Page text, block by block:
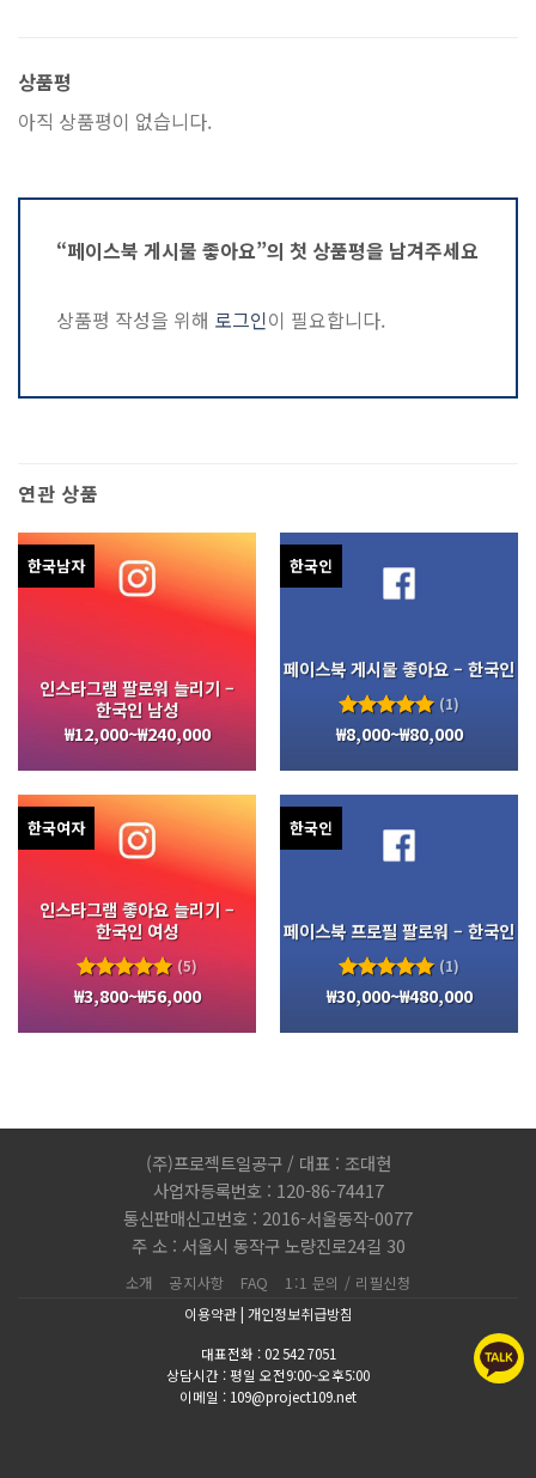
상품평
아직 상품평이 없습니다.
“페이스북 게시물 좋아요”의 첫 상품평을 남겨주세요
상품평 작성을 위해 로그인이 필요합니다.
연관 상품
한국남자
인스타그램 팔로워 늘리기 –
한국인 남성
₩12,000~₩240,000
한국인
페이스북 게시물 좋아요 – 한국인
5 중에서
5.00
평가됨
(1)
₩8,000~₩80,000
한국여자
인스타그램 좋아요 늘리기 –
한국인 여성
5 중에서
5.00
평가됨
(5)
₩3,800~₩56,000
한국인
페이스북 프로필 팔로워 – 한국인
5 중에서
5.00
평가됨
(1)
₩30,000~₩480,000
(주)프로젝트일공구 / 대표 : 조대현
사업자등록번호 : 120-86-74417
통신판매신고번호 : 2016-서울동작-0077
주 소 : 서울시 동작구 노량진로24길 30
소개 공지사항 FAQ 1:1 문의 / 리필신청
이용약관| 개인정보취급방침
대표전화 : 02 542 7051
상담시간 : 평일 오전9:00~오후5:00
이메일 : 109@project109.net